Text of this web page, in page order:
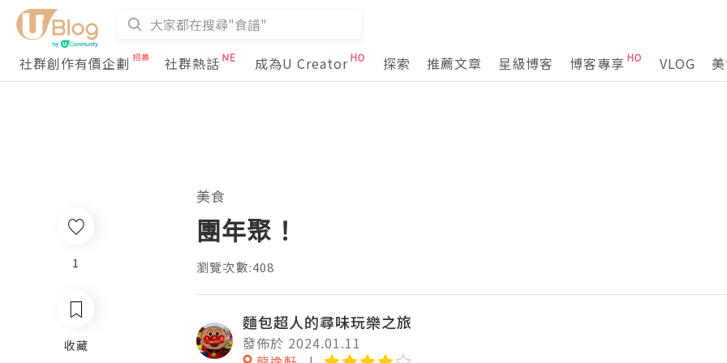
社群創作有價企劃 社群熱話 成為U Creator 探索 推薦文章 星級博客 博客專享 VLOG
1
收藏
美食
團年聚！
瀏覽次數:408
麵包超人的尋味玩樂之旅
發佈於 2024.01.11